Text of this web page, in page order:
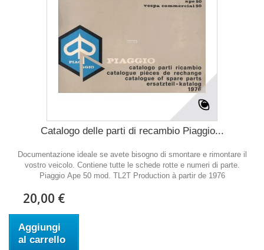
Catalogo delle parti di recambio Piaggio...
Documentazione ideale se avete bisogno di smontare e rimontare il
vostro veicolo. Contiene tutte le schede rotte e numeri di parte.
Piaggio Ape 50 mod. TL2T Production à partir de 1976
20,00 €
Aggiungi
al carrello